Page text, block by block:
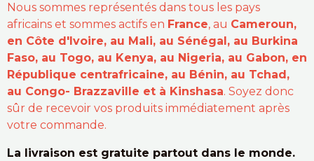
Nous sommes représentés dans tous les pays
africains et sommes actifs en France, au Cameroun,
en Côte d'Ivoire, au Mali, au Sénégal, au Burkina
Faso, au Togo, au Kenya, au Nigeria, au Gabon, en
République centrafricaine, au Bénin, au Tchad,
au Congo- Brazzaville et à Kinshasa. Soyez donc
sûr de recevoir vos produits immédiatement après
votre commande.
La livraison est gratuite partout dans le monde.